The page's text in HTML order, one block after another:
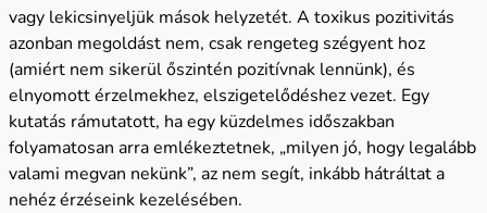
vagy lekicsinyeljük mások helyzetét. A toxikus pozitivitás
azonban megoldást nem, csak rengeteg szégyent hoz
(amiért nem sikerül őszintén pozitívnak lennünk), és
elnyomott érzelmekhez, elszigetelődéshez vezet. Egy
kutatás rámutatott, ha egy küzdelmes időszakban
folyamatosan arra emlékeztetnek, „milyen jó, hogy legalább
valami megvan nekünk”, az nem segít, inkább hátráltat a
nehéz érzéseink kezelésében.